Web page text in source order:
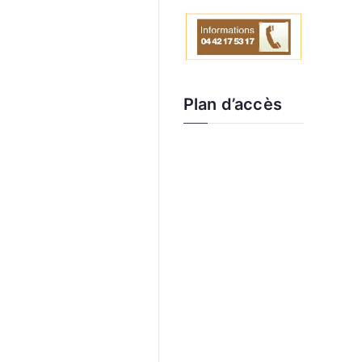
Plan d’accès